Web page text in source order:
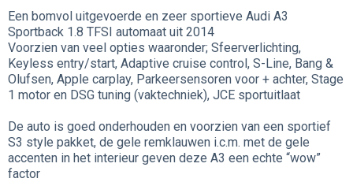
Een bomvol uitgevoerde en zeer sportieve Audi A3
Sportback 1.8 TFSI automaat uit 2014
Voorzien van veel opties waaronder; Sfeerverlichting,
Keyless entry/start, Adaptive cruise control, S-Line, Bang &
Olufsen, Apple carplay, Parkeersensoren voor + achter, Stage
1 motor en DSG tuning (vaktechniek), JCE sportuitlaat
De auto is goed onderhouden en voorzien van een sportief
S3 style pakket, de gele remklauwen i.c.m. met de gele
accenten in het interieur geven deze A3 een echte “wow”
factor